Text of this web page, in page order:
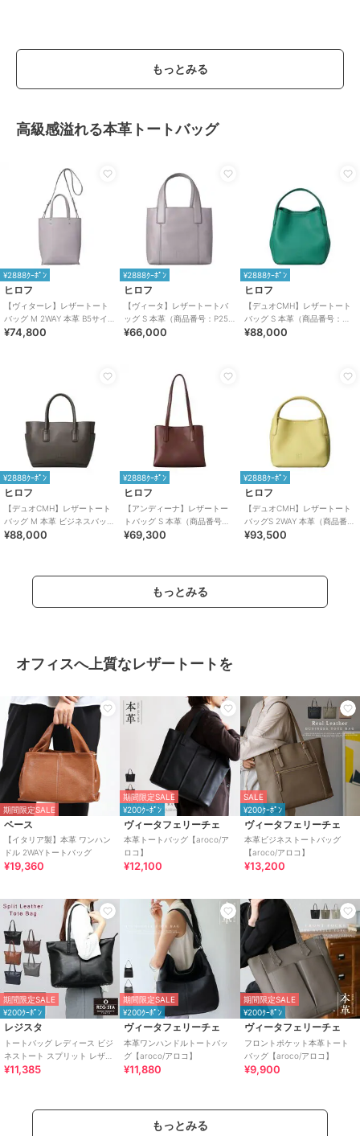
もっとみる
高級感溢れる本革トートバッグ
¥2888ｸｰﾎﾟﾝ
ヒロフ
【ヴィターレ】レザートート
バッグ M 2WAY 本革 B5サイズ
（商品番号：P25－26641）
¥74,800
¥2888ｸｰﾎﾟﾝ
ヒロフ
【ヴィータ】レザートートバ
ッグ S 本革（商品番号：P25-
20310）
¥66,000
¥2888ｸｰﾎﾟﾝ
ヒロフ
【デュオCMH】レザートート
バッグ S 本革（商品番号：
P25-35434）
¥88,000
¥2888ｸｰﾎﾟﾝ
ヒロフ
【デュオCMH】レザートート
バッグ M 本革 ビジネスバッグ
（商品番号：P25-35435）
¥88,000
¥2888ｸｰﾎﾟﾝ
ヒロフ
【アンディーナ】レザートー
トバッグ S 本革（商品番号：
P25－35542）
¥69,300
¥2888ｸｰﾎﾟﾝ
ヒロフ
【デュオCMH】レザートート
バッグS 2WAY 本革（商品番
号：P25-35433）
¥93,500
もっとみる
オフィスへ上質なレザートートを
期間限定SALE
ベース
【イタリア製】本革 ワンハン
ドル 2WAYトートバッグ
¥19,360
期間限定SALE
¥200ｸｰﾎﾟﾝ
ヴィータフェリーチェ
本革トートバッグ【aroco/ア
ロコ】
¥12,100
SALE
¥200ｸｰﾎﾟﾝ
ヴィータフェリーチェ
本革ビジネストートバッグ
【aroco/アロコ】
¥13,200
期間限定SALE
¥200ｸｰﾎﾟﾝ
レジスタ
トートバッグ レディース ビジ
ネストート スプリット レザー
牛床革
¥11,385
期間限定SALE
¥200ｸｰﾎﾟﾝ
ヴィータフェリーチェ
本革ワンハンドルトートバッ
グ【aroco/アロコ】
¥11,880
期間限定SALE
¥200ｸｰﾎﾟﾝ
ヴィータフェリーチェ
フロントポケット本革トート
バッグ【aroco/アロコ】
¥9,900
もっとみる